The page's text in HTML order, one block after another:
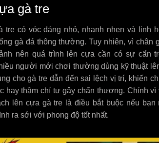
gà tre
tre có vóc dáng nhỏ, nhanh nhẹn và linh
gà đá thông thường. Tuy nhiên, vì chân
nên quá trình lên cựa cần có sự cẩn
người mới chơi thường dùng kỹ thuật
cho gà tre dẫn đến sai lệch vị trí, khiến
hay thậm chí tự gây chấn thương. Chính vì
lên cựa gà tre là điều bắt buộc nếu bạn
ra sới với phong độ tốt nhất.